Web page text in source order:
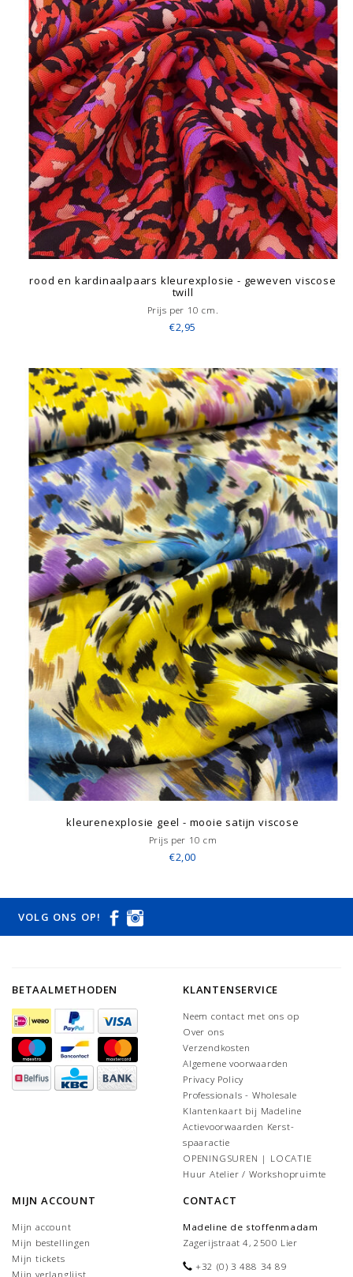
rood en kardinaalpaars kleurexplosie - geweven viscose
twill
Prijs per 10 cm.
€2,95
kleurenexplosie geel - mooie satijn viscose
Prijs per 10 cm
€2,00
VOLG ONS OP!
BETAALMETHODEN KLANTENSERVICE
Neem contact met ons op
Over ons
Verzendkosten
Algemene voorwaarden
Privacy Policy
Professionals - Wholesale
Klantenkaart bij Madeline
Actievoorwaarden Kerst-
spaaractie
OPENINGSUREN | LOCATIE
Huur Atelier / Workshopruimte
MIJN ACCOUNT
Mijn account
Mijn bestellingen
Mijn tickets
Mijn verlanglijst
CONTACT
Madeline de stoffenmadam
Zagerijstraat 4, 2500 Lier
+32 (0) 3 488 34 89